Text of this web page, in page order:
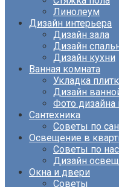
Линолеум
Дизайн интерьера
Дизайн зала
Дизайн
Дизайн кухни
Ванная комната
Укладка
Дизайн
Фото дизайна
Сантехника
Советы по
Освещение в
Советы по
Дизайн
Окна и двери
Советы